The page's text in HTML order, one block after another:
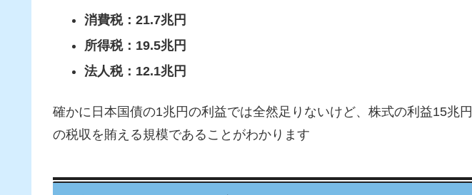
消費税：21.7兆円
所得税：19.5兆円
法人税：12.1兆円
確かに日本国債の1兆円の利益では全然足りないけど、株式の利益15兆
の税収を賄える規模であることがわかります